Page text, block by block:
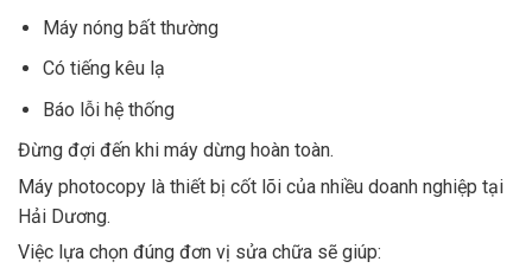
Máy nóng bất thường
Có tiếng kêu lạ
Báo lỗi hệ thống
Đừng đợi đến khi máy dừng hoàn toàn.
Máy photocopy là thiết bị cốt lõi của nhiều doanh nghiệp tại
Hải Dương.
Việc lựa chọn đúng đơn vị sửa chữa sẽ giúp: